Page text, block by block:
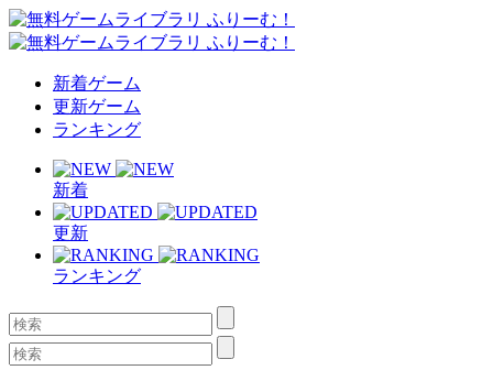
新着ゲーム
更新ゲーム
ランキング
新着
更新
ランキング